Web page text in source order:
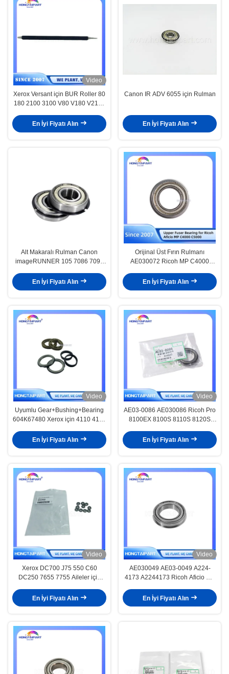
Video
Xerox Versant için BUR Roller 80
180 2100 3100 V80 V180 V2100
makinesi parçaları taşıyan yedek
En İyi Fiyatı Alın
Canon IR ADV 6055 için Rulman
En İyi Fiyatı Alın
Alt Makaralı Rulman Canon
imageRUNNER 105 7086 7095
XG9-0447-000
En İyi Fiyatı Alın
Orijinal Üst Fırın Rulmanı
AE030072 Ricoh MP C4000
En İyi Fiyatı Alın
Video
Uyumlu Gear+Bushing+Bearing
604K67480 Xerox için 4110 4112
D95 D110 D125 Üst Roller
Bushing Bearing Fuser Üst Roller
En İyi Fiyatı Alın
Video
AE03-0086 AE030086 Ricoh Pro
8100EX 8100S 8110S 8120S
8100 8110 8120 8 için alt rulo
rulmanı
En İyi Fiyatı Alın
Video
Xerox DC700 J75 550 C60
DC250 7655 7755 Aileler için
rulmanı
En İyi Fiyatı Alın
Video
AE030049 AE03-0049 A224-
4173 A2244173 Ricoh Aficio MP
C7500 C6501SP C7501SP Pro
8100 8110
En İyi Fiyatı Alın